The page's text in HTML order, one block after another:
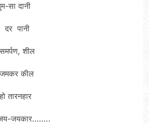
दानी
पानी
शील
कील
जयकार……..